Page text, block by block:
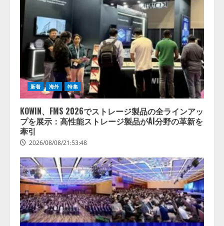
新着 海外 特集
KOWIN、FMS 2026でストレージ製品の全ラインアッ
プを展示：高性能ストレージ製品がAI分野の革新を
牽引
2026/08/08/21:53:48